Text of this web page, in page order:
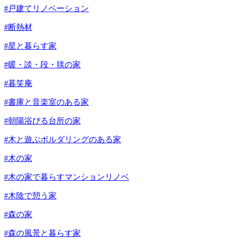
#戸建てリノベーション
#断熱材
#星と暮らす家
#暖・談・段・毯の家
#暮笑庵
#書庫と音楽室のある家
#朝陽浴びる台所の家
#木と遊ぶボルダリングのある家
#木の家
#木の家で暮らすマンションリノベ
#木陰で憩う家
#森の家
#森の風景と暮らす家